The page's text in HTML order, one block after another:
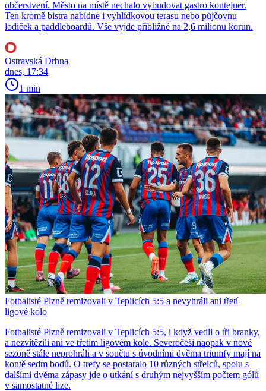
občerstvení. Město na místě nechalo vybudovat gastro kontejner.
Ten kromě bistra nabídne i vyhlídkovou terasu nebo půjčovnu
lodiček a paddleboardů. Vše vyjde přibližně na 2,6 milionu korun.
Ostravská Drbna
dnes, 17:34
1 min
Fotbalisté Plzně remizovali v Teplicích 5:5 a nevyhráli ani třetí
ligové kolo
Fotbalisté Plzně remizovali v Teplicích 5:5, i když vedli o tři branky,
a nezvítězili ani ve třetím ligovém kole. Severočeši naopak v nové
sezoně stále neprohráli a v součtu s úvodními dvěma triumfy mají na
kontě sedm bodů. O trefy se postaralo 10 různých střelců, spolu s
dalšími dvěma zápasy jde o utkání s druhým nejvyšším počtem gólů
v samostatné lize.